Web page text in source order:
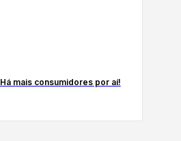
Há mais consumidores por aí!